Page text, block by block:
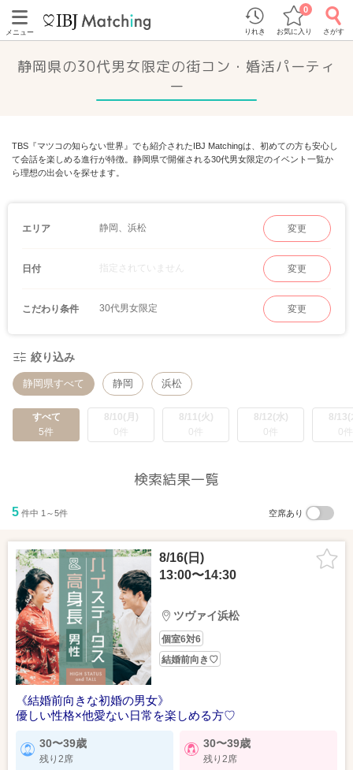
メニュー りれき お気に入り
0
さがす
静岡県の30代男女限定の街コン・婚活パーティ
ー
TBS『マツコの知らない世界』でも紹介されたIBJ Matchingは、初めての方も安心し
て会話を楽しめる進行が特徴。静岡県で開催される30代男女限定のイベント一覧か
ら理想の出会いを探せます。
エリア 静岡、浜松 変更
日付 指定されていません 変更
こだわり条件 30代男女限定 変更
絞り込み
静岡県すべて 静岡 浜松
すべて
5件
8/10(月)
0件
8/11(火)
0件
8/12(水)
0件
8/13(
0件
検索結果一覧
5 件中 1～5件 空席あり
8/16(日)
13:00〜14:30
ツヴァイ浜松
個室6対6
結婚前向き♡
《結婚前向きな初婚の男女》
優しい性格×他愛ない日常を楽しめる方♡
30〜39歳
残り2席
30〜39歳
残り2席